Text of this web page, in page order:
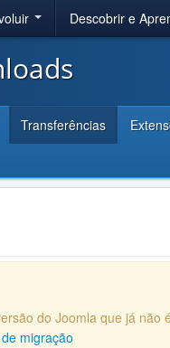
Descobrir e
Transferências
do Joomla que já
migração